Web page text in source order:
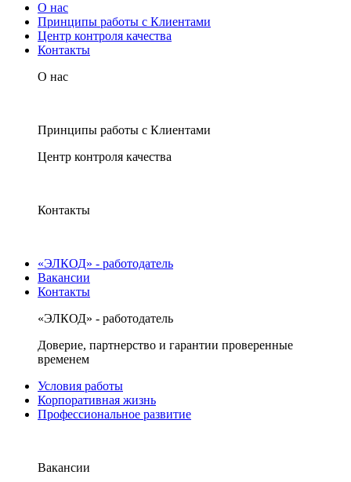
О нас
Принципы работы с Клиентами
Центр контроля качества
Контакты
О нас
Принципы работы с Клиентами
Центр контроля качества
Контакты
«ЭЛКОД» - работодатель
Вакансии
Контакты
«ЭЛКОД» - работодатель
Доверие, партнерство и гарантии проверенные
временем
Условия работы
Корпоративная жизнь
Профессиональное развитие
Вакансии